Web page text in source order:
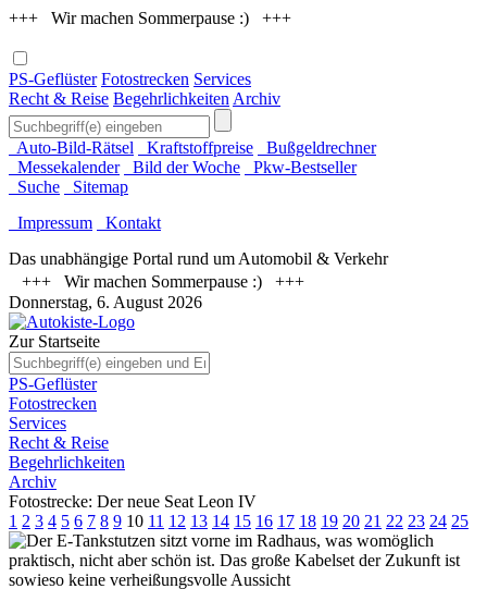
+++ Wir machen Sommerpause :) +++
PS-Geflüster Fotostrecken Services
Recht & Reise Begehrlichkeiten Archiv
Auto-Bild-Rätsel Kraftstoffpreise
Bußgeldrechner
Messekalender
Bild der Woche
Pkw-Bestseller
Suche
Sitemap
Impressum
Kontakt
Das unabhängige Portal rund um Automobil & Verkehr
+++ Wir machen Sommerpause :) +++
Donnerstag, 6. August 2026
Zur Startseite
PS-Geflüster
Fotostrecken
Services
Recht & Reise
Begehrlichkeiten
Archiv
Fotostrecke: Der neue Seat Leon IV
1 2 3 4 5 6 7 8 9 10 11 12 13 14 15 16 17 18 19 20 21 22 23 24 25